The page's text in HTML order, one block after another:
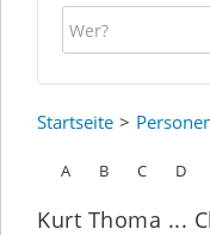
Startseite
A B C D
Kurt Thoma ...